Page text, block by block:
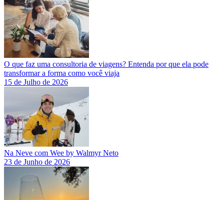
O que faz uma consultoria de viagens? Entenda por que ela pode
transformar a forma como você viaja
15 de Julho de 2026
Na Neve com Wee by Walmyr Neto
23 de Junho de 2026